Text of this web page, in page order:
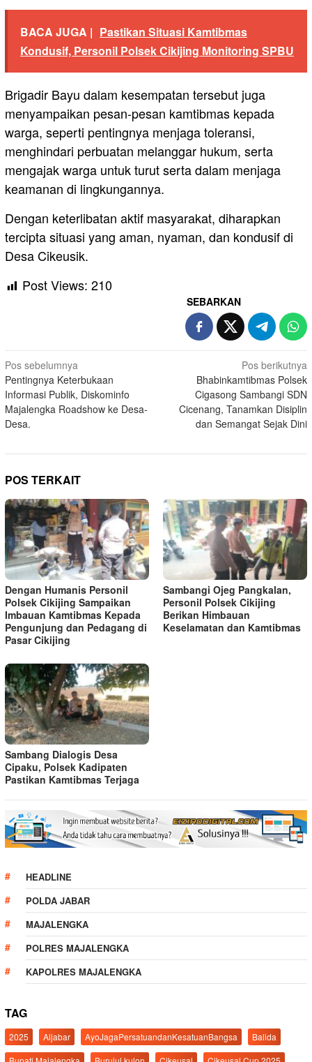
BACA JUGA | Pastikan Situasi Kamtibmas
Kondusif, Personil Polsek Cikijing Monitoring SPBU
Brigadir Bayu dalam kesempatan tersebut juga
menyampaikan pesan-pesan kamtibmas kepada
warga, seperti pentingnya menjaga toleransi,
menghindari perbuatan melanggar hukum, serta
mengajak warga untuk turut serta dalam menjaga
keamanan di lingkungannya.
Dengan keterlibatan aktif masyarakat, diharapkan
tercipta situasi yang aman, nyaman, dan kondusif di
Desa Cikeusik.
Post Views: 210
SEBARKAN
Navigasi
pos
Pos sebelumnya
Pentingnya Keterbukaan
Informasi Publik, Diskominfo
Majalengka Roadshow ke Desa-
Desa.
Pos berikutnya
Bhabinkamtibmas Polsek
Cigasong Sambangi SDN
Cicenang, Tanamkan Disiplin
dan Semangat Sejak Dini
POS TERKAIT
Dengan Humanis Personil
Polsek Cikijing Sampaikan
Imbauan Kamtibmas Kepada
Pengunjung dan Pedagang di
Pasar Cikijing
Sambangi Ojeg Pangkalan,
Personil Polsek Cikijing
Berikan Himbauan
Keselamatan dan Kamtibmas
Sambang Dialogis Desa
Cipaku, Polsek Kadipaten
Pastikan Kamtibmas Terjaga
HEADLINE
POLDA JABAR
MAJALENGKA
POLRES MAJALENGKA
KAPOLRES MAJALENGKA
TAG
2025 Aljabar AyoJagaPersatuandanKesatuanBangsa
Balida